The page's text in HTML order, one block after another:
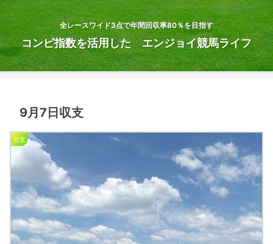
全レースワイド3点で年間回収率80％を目指す
コンピ指数を活用した エンジョイ競馬ライフ
9月7日収支
収支